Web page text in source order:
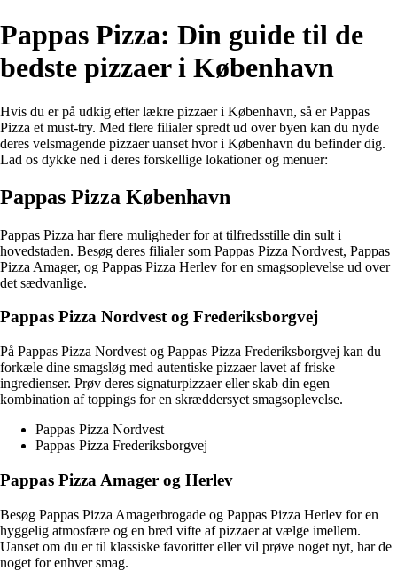
Pappas Pizza: Din guide til de
bedste pizzaer i København
Hvis du er på udkig efter lækre pizzaer i København, så er Pappas
Pizza et must-try. Med flere filialer spredt ud over byen kan du nyde
deres velsmagende pizzaer uanset hvor i København du befinder dig.
Lad os dykke ned i deres forskellige lokationer og menuer:
Pappas Pizza København
Pappas Pizza har flere muligheder for at tilfredsstille din sult i
hovedstaden. Besøg deres filialer som Pappas Pizza Nordvest, Pappas
Pizza Amager, og Pappas Pizza Herlev for en smagsoplevelse ud over
det sædvanlige.
Pappas Pizza Nordvest og Frederiksborgvej
På Pappas Pizza Nordvest og Pappas Pizza Frederiksborgvej kan du
forkæle dine smagsløg med autentiske pizzaer lavet af friske
ingredienser. Prøv deres signaturpizzaer eller skab din egen
kombination af toppings for en skræddersyet smagsoplevelse.
Pappas Pizza Nordvest
Pappas Pizza Frederiksborgvej
Pappas Pizza Amager og Herlev
Besøg Pappas Pizza Amagerbrogade og Pappas Pizza Herlev for en
hyggelig atmosfære og en bred vifte af pizzaer at vælge imellem.
Uanset om du er til klassiske favoritter eller vil prøve noget nyt, har de
noget for enhver smag.